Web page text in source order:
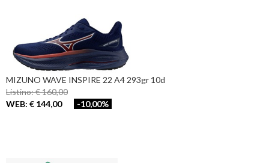
MIZUNO WAVE INSPIRE 22 A4 293gr 10d
Listino: € 160,00
WEB: € 144,00
-10,00%